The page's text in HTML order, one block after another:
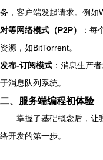
务，客户端发起请求。例如
对等网络模式（P2P）
：每
资源，如BitTorrent。
发布-订阅模式 ：消息生产
于消息队列系统。
二、服务端编程初体验
掌握了基础概念后，让
络开发的第一步。